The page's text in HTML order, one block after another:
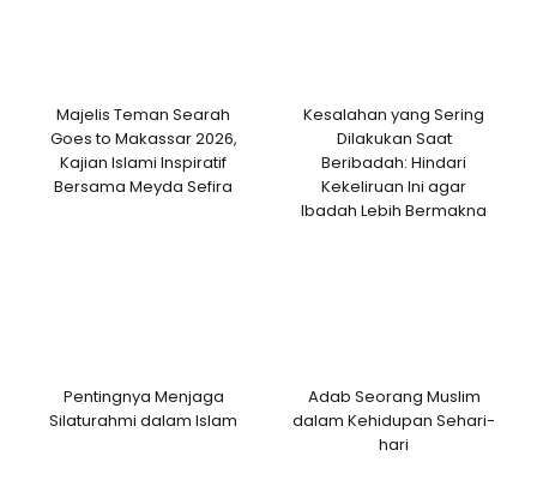
Majelis Teman Searah
Goes to Makassar 2026,
Kajian Islami Inspiratif
Bersama Meyda Sefira
Kesalahan yang Sering
Dilakukan Saat
Beribadah: Hindari
Kekeliruan Ini agar
Ibadah Lebih Bermakna
Pentingnya Menjaga
Silaturahmi dalam Islam
Adab Seorang Muslim
dalam Kehidupan Sehari-
hari